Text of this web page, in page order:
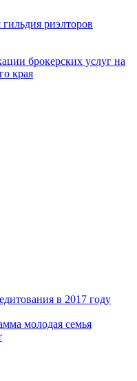
в 2017 году
молодая семья